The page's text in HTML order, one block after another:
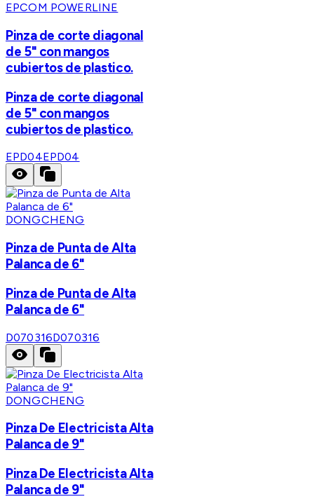
EPCOM POWERLINE
Pinza de corte diagonal
de 5" con mangos
cubiertos de plastico.
Pinza de corte diagonal
de 5" con mangos
cubiertos de plastico.
EPD04EPD04
DONGCHENG
Pinza de Punta de Alta
Palanca de 6"
Pinza de Punta de Alta
Palanca de 6"
D070316D070316
DONGCHENG
Pinza De Electricista Alta
Palanca de 9"
Pinza De Electricista Alta
Palanca de 9"